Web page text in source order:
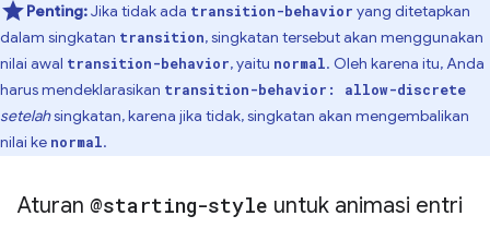
Penting:Jika tidak ada transition-behavior yang ditetapkan
dalam singkatan transition, singkatan tersebut akan menggunakan
nilai awal transition-behavior, yaitu normal. Oleh karena itu, Anda
harus mendeklarasikan transition-behavior: allow-discrete
setelahsingkatan, karena jika tidak, singkatan akan mengembalikan
nilai ke normal.
Aturan @starting-style untuk animasi entri